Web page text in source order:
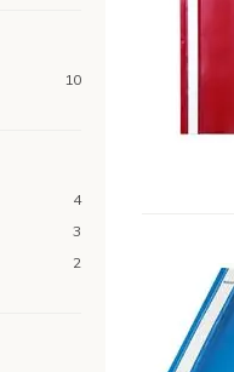
10
4
3
2